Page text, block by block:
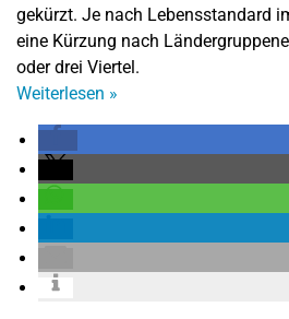
gekürzt. Je nach Lebensstandard
eine Kürzung nach
oder drei Viertel.
Weiterlesen »